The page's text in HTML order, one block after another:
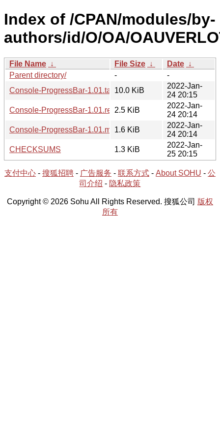
Index of /CPAN/modules/by-
authors/id/O/OA/
File Name ↓ File Size ↓ Date ↓
Parent directory/
-
-
Console-ProgressBar-1.01.tar.gz10.0 KiB
2022-Jan-
24 20:15
Console-ProgressBar-1.01.readme
2.5 KiB
2022-Jan-
24 20:14
Console-ProgressBar-1.01.meta1.6 KiB
2022-Jan-
24 20:14
CHECKSUMS
1.3 KiB
2022-Jan-
25 20:15
支付中心 - 搜狐招聘 - 广告服务 - 联系方式 - About SOHU - 公
司介绍 - 隐私政策
Copyright © 2026 Sohu All Rights Reserved. 搜狐公司 版权
所有